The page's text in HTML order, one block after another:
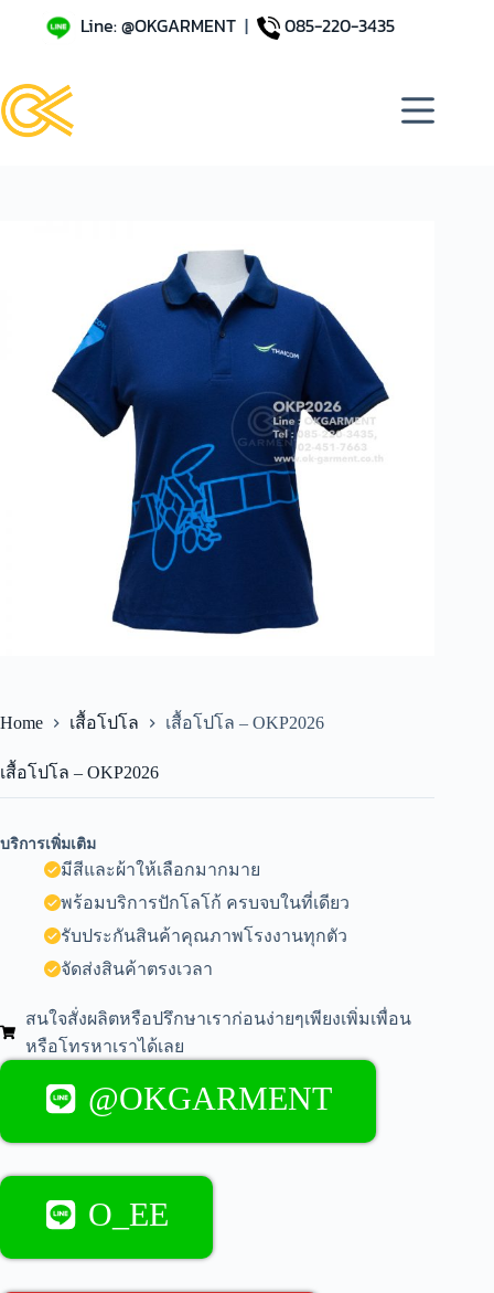
Line: @OKGARMENT| 085-220-3435
Home เสื้อโปโล เสื้อโปโล – OKP2026
เสื้อโปโล – OKP2026
บริการเพิ่มเติม
มีสีและผ้าให้เลือกมากมาย
พร้อมบริการปักโลโก้ ครบจบในที่เดียว
รับประกันสินค้าคุณภาพโรงงานทุกตัว
จัดส่งสินค้าตรงเวลา
สนใจสั่งผลิตหรือปรึกษาเราก่อนง่ายๆเพียงเพิ่มเพื่อน
หรือโทรหาเราได้เลย
@OKGARMENT
O_EE